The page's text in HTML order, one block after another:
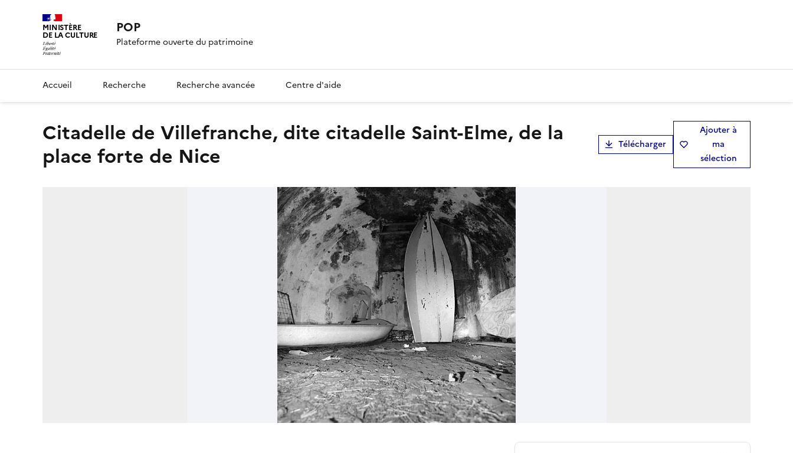
MINISTÈRE
DE LA CULTURE POP
Plateforme ouverte du patrimoine
Accueil Recherche Recherche avancée Centre d'aide
citadelle de Villefranche, dite citadelle Saint-Elme, de la
place forte de Nice
Télécharger
Ajouter à
ma
sélection